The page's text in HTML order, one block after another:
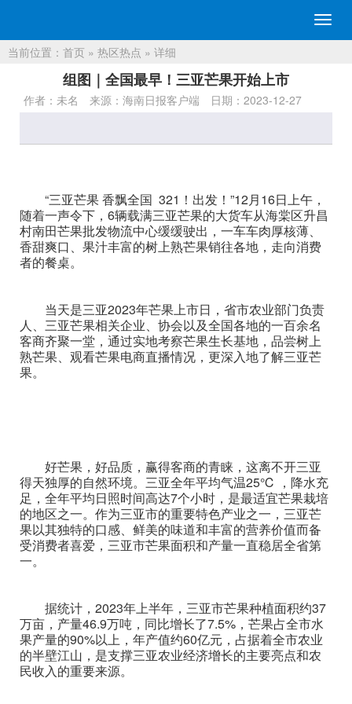
切
换
当前位置： 首页 » 热区热点 » 详细
组图｜全国最早！三亚芒果开始上市
作者：未名 来源：海南日报客户端 日期：2023-12-27
“三亚芒果 香飘全国 321！出发！”12月16日上午，
随着一声令下，6辆载满三亚芒果的大货车从海棠区升昌
村南田芒果批发物流中心缓缓驶出，一车车肉厚核薄、
香甜爽口、果汁丰富的树上熟芒果销往各地，走向消费
者的餐桌。
当天是三亚2023年芒果上市日，省市农业部门负责
人、三亚芒果相关企业、协会以及全国各地的一百余名
客商齐聚一堂，通过实地考察芒果生长基地，品尝树上
熟芒果、观看芒果电商直播情况，更深入地了解三亚芒
果。
好芒果，好品质，赢得客商的青睐，这离不开三亚
得天独厚的自然环境。三亚全年平均气温25℃ ，降水充
足，全年平均日照时间高达7个小时，是最适宜芒果栽培
的地区之一。作为三亚市的重要特色产业之一，三亚芒
果以其独特的口感、鲜美的味道和丰富的营养价值而备
受消费者喜爱，三亚市芒果面积和产量一直稳居全省第
一。
据统计，2023年上半年，三亚市芒果种植面积约37
万亩，产量46.9万吨，同比增长了7.5%，芒果占全市水
果产量的90%以上，年产值约60亿元，占据着全市农业
的半壁江山，是支撑三亚农业经济增长的主要亮点和农
民收入的重要来源。